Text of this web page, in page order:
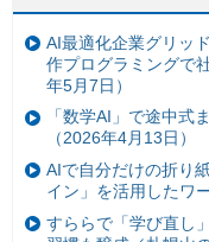
AI最適化企業グリッ
作プログラミングで
年5月7日）
「数学AI」で途中式
（2026年4月13日）
AIで自分だけの折り
イン」を活用したワ
すららで「学び直し